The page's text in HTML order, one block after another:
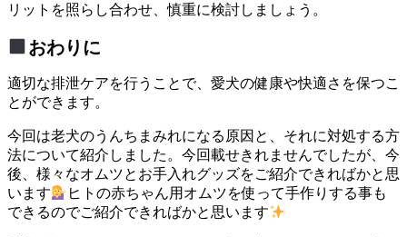
リットを照らし合わせ、慎重に検討しましょう。
おわりに
適切な排泄ケアを行うことで、愛犬の健康や快適さを保つこ
とができます。
今回は老犬のうんちまみれになる原因と、それに対処する方
法について紹介しました。今回載せきれませんでしたが、今
後、様々なオムツとお手入れグッズをご紹介できればかと思
います
ヒトの赤ちゃん用オムツを使って手作りする事も
できるのでご紹介できればかと思います